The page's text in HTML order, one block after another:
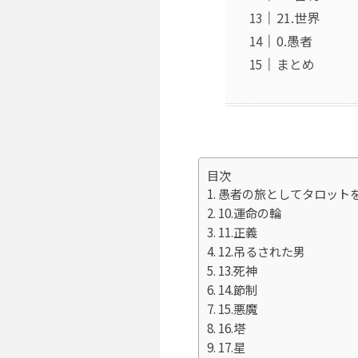
21.世界
0.愚者
まとめ
目次
愚者の旅としてタロット
10.運命の輪
11.正義
12.吊るされた男
13.死神
14.節制
15.悪魔
16.塔
17.星